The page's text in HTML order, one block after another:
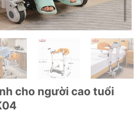
cho người cao tuổi